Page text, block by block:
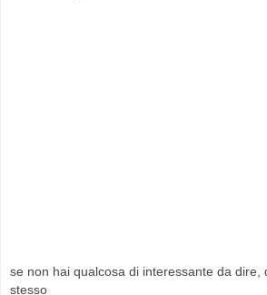
se non hai qualcosa di interessante da dire,
stesso